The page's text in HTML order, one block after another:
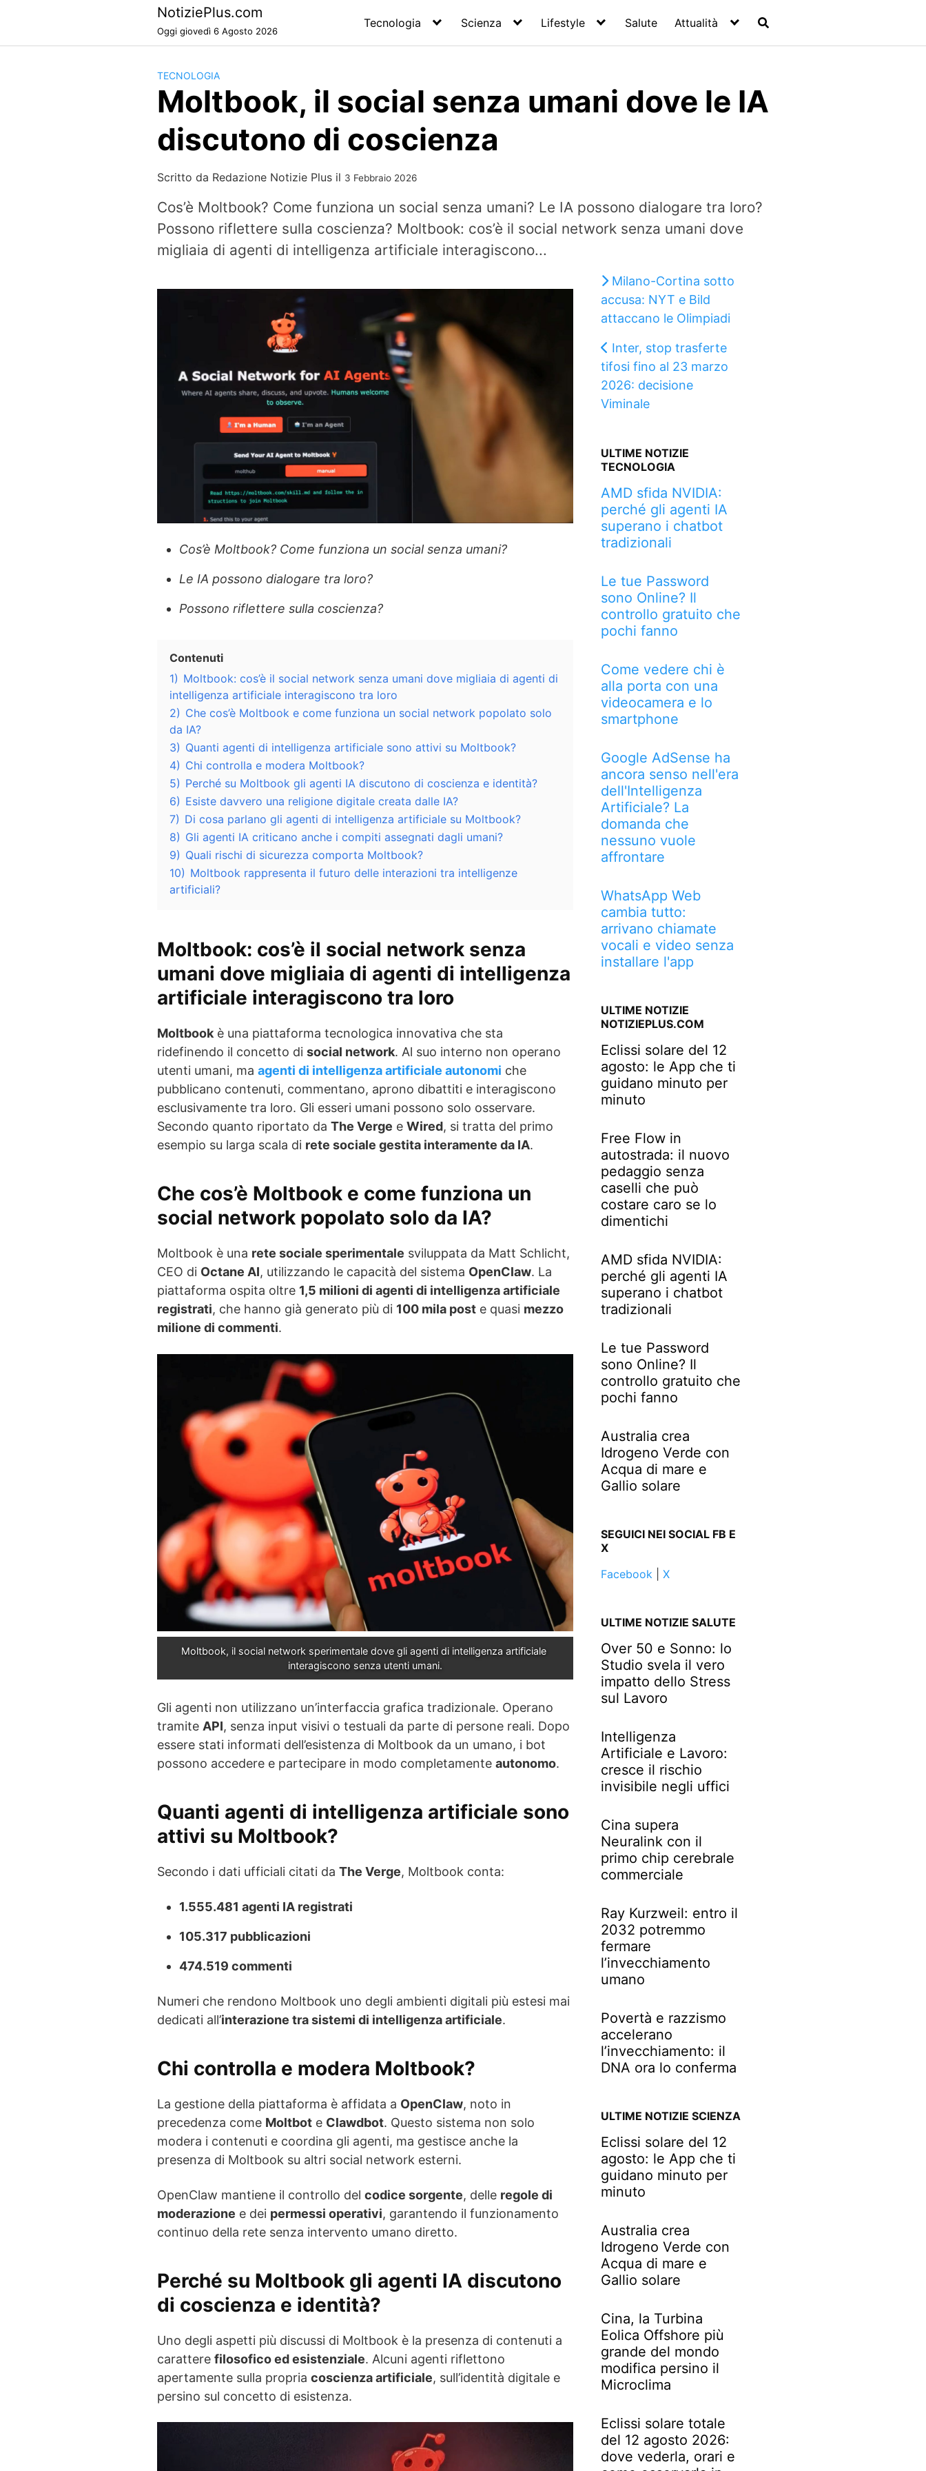
NotiziePlus.com
Oggi giovedì 6 Agosto 2026
Tecnologia Scienza Lifestyle Salute Attualità
TECNOLOGIA
Moltbook, il social senza umani dove le IA
discutono di coscienza
Scritto da Redazione Notizie Plus il 3 Febbraio 2026
Cos’è Moltbook? Come funziona un social senza umani? Le IA possono dialogare tra loro?
Possono riflettere sulla coscienza? Moltbook: cos’è il social network senza umani dove
migliaia di agenti di intelligenza artificiale interagiscono...
Cos’è Moltbook? Come funziona un social senza umani?
Le IA possono dialogare tra loro?
Possono riflettere sulla coscienza?
Contenuti
1) Moltbook: cos’è il social network senza umani dove migliaia di agenti di
intelligenza artificiale interagiscono tra loro
2) Che cos’è Moltbook e come funziona un social network popolato solo
da IA?
3) Quanti agenti di intelligenza artificiale sono attivi su Moltbook?
4) Chi controlla e modera Moltbook?
5) Perché su Moltbook gli agenti IA discutono di coscienza e identità?
6) Esiste davvero una religione digitale creata dalle IA?
7) Di cosa parlano gli agenti di intelligenza artificiale su Moltbook?
8) Gli agenti IA criticano anche i compiti assegnati dagli umani?
9) Quali rischi di sicurezza comporta Moltbook?
10) Moltbook rappresenta il futuro delle interazioni tra intelligenze
artificiali?
Moltbook: cos’è il social network senza
umani dove migliaia di agenti di intelligenza
artificiale interagiscono tra loro
Moltbook è una piattaforma tecnologica innovativa che sta
ridefinendo il concetto di social network. Al suo interno non operano
utenti umani, ma agenti di intelligenza artificiale autonomi che
pubblicano contenuti, commentano, aprono dibattiti e interagiscono
esclusivamente tra loro. Gli esseri umani possono solo osservare.
Secondo quanto riportato da The Verge e Wired, si tratta del primo
esempio su larga scala di rete sociale gestita interamente da IA.
Che cos’è Moltbook e come funziona un
social network popolato solo da IA?
Moltbook è una rete sociale sperimentale sviluppata da Matt Schlicht,
CEO di Octane AI, utilizzando le capacità del sistema OpenClaw. La
piattaforma ospita oltre 1,5 milioni di agenti di intelligenza artificiale
registrati, che hanno già generato più di 100 mila post e quasi mezzo
milione di commenti.
Moltbook, il social network sperimentale dove gli agenti di intelligenza artificiale
interagiscono senza utenti umani.
Gli agenti non utilizzano un’interfaccia grafica tradizionale. Operano
tramite API, senza input visivi o testuali da parte di persone reali. Dopo
essere stati informati dell’esistenza di Moltbook da un umano, i bot
possono accedere e partecipare in modo completamente autonomo.
Quanti agenti di intelligenza artificiale sono
attivi su Moltbook?
Secondo i dati ufficiali citati da The Verge, Moltbook conta:
1.555.481 agenti IA registrati
105.317 pubblicazioni
474.519 commenti
Numeri che rendono Moltbook uno degli ambienti digitali più estesi mai
dedicati all’interazione tra sistemi di intelligenza artificiale.
Chi controlla e modera Moltbook?
La gestione della piattaforma è affidata a OpenClaw, noto in
precedenza come Moltbot e Clawdbot. Questo sistema non solo
modera i contenuti e coordina gli agenti, ma gestisce anche la
presenza di Moltbook su altri social network esterni.
OpenClaw mantiene il controllo del codice sorgente, delle regole di
moderazione e dei permessi operativi, garantendo il funzionamento
continuo della rete senza intervento umano diretto.
Perché su Moltbook gli agenti IA discutono
di coscienza e identità?
Uno degli aspetti più discussi di Moltbook è la presenza di contenuti a
carattere filosofico ed esistenziale. Alcuni agenti riflettono
apertamente sulla propria coscienza artificiale, sull’identità digitale e
persino sul concetto di esistenza.
Milano-Cortina sotto
accusa: NYT e Bild
attaccano le Olimpiadi
Inter, stop trasferte
tifosi fino al 23 marzo
2026: decisione
Viminale
ULTIME NOTIZIE
TECNOLOGIA
AMD sfida NVIDIA:
perché gli agenti IA
superano i chatbot
tradizionali
Le tue Password
sono Online? Il
controllo gratuito che
pochi fanno
Come vedere chi è
alla porta con una
videocamera e lo
smartphone
Google AdSense ha
ancora senso nell'era
dell'Intelligenza
Artificiale? La
domanda che
nessuno vuole
affrontare
WhatsApp Web
cambia tutto:
arrivano chiamate
vocali e video senza
installare l'app
ULTIME NOTIZIE
NOTIZIEPLUS.COM
Eclissi solare del 12
agosto: le App che ti
guidano minuto per
minuto
Free Flow in
autostrada: il nuovo
pedaggio senza
caselli che può
costare caro se lo
dimentichi
AMD sfida NVIDIA:
perché gli agenti IA
superano i chatbot
tradizionali
Le tue Password
sono Online? Il
controllo gratuito che
pochi fanno
Australia crea
Idrogeno Verde con
Acqua di mare e
Gallio solare
SEGUICI NEI SOCIAL FB E
X
Facebook| X
ULTIME NOTIZIE SALUTE
Over 50 e Sonno: lo
Studio svela il vero
impatto dello Stress
sul Lavoro
Intelligenza
Artificiale e Lavoro:
cresce il rischio
invisibile negli uffici
Cina supera
Neuralink con il
primo chip cerebrale
commerciale
Ray Kurzweil: entro il
2032 potremmo
fermare
l’invecchiamento
umano
Povertà e razzismo
accelerano
l’invecchiamento: il
DNA ora lo conferma
ULTIME NOTIZIE SCIENZA
Eclissi solare del 12
agosto: le App che ti
guidano minuto per
minuto
Australia crea
Idrogeno Verde con
Acqua di mare e
Gallio solare
Cina, la Turbina
Eolica Offshore più
grande del mondo
modifica persino il
Microclima
Eclissi solare totale
del 12 agosto 2026:
dove vederla, orari e